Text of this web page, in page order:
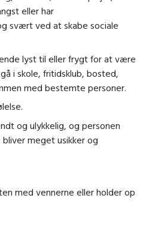
eller har
svært ved at skabe sociale
lyst til eller frygt for at være
i skole, fritidsklub, bosted,
med bestemte personer.
og ulykkelig, og personen
meget usikker og
med vennerne eller holder op